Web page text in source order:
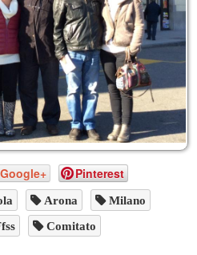
Google+ Pinterest
Arona Milano
Comitato